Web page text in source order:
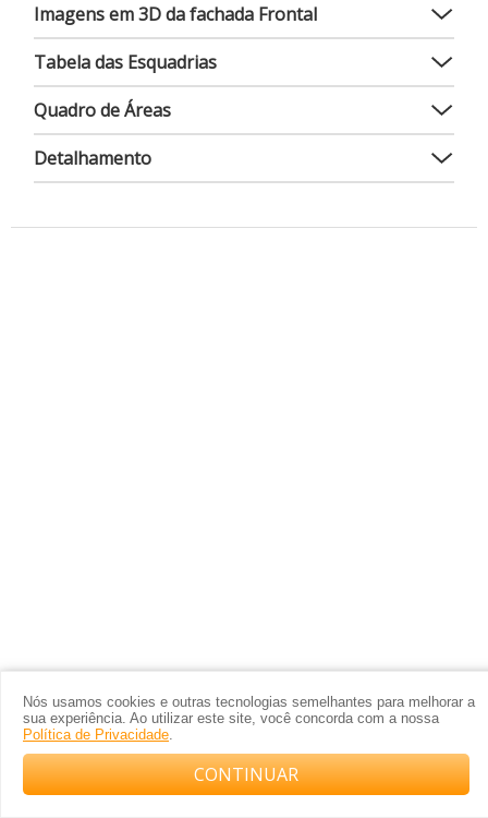
Nós usamos cookies e outras tecnologias semelhantes para melhorar a
sua experiência. Ao utilizar este site, você concorda com a nossa
Política de Privacidade.
CONTINUAR
Imagens em 3D da fachada Frontal
Tabela das Esquadrias
Quadro de Áreas
Detalhamento
Compre com o arquiteto no WhatsApp